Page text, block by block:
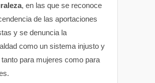
, en las que se reconoce
de las aportaciones
y se denuncia la
como un sistema injusto y
para mujeres como para